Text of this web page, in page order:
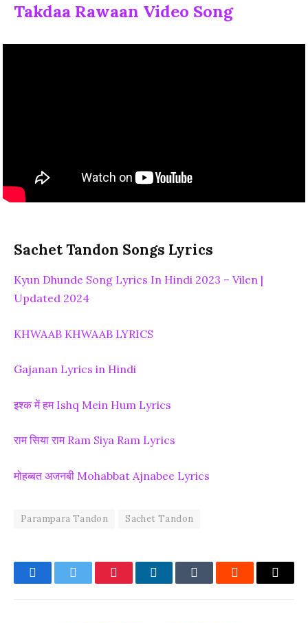
Takdaa Rawaan Video Song
Sachet Tandon Songs Lyrics
Kyun Dhunde Song Lyrics In Hindi 2023 – Vilen |
Updated 2024
KHWAAB KHWAAB LYRICS
Gajanan Lyrics in Hindi
इश्क में हम Ishq Mein Hum Lyrics
राम सिया राम Ram Siya Ram Lyrics
मोहब्बत अजनबी Mohabbat Ajnabee Lyrics
Parampara Tandon Sachet Tandon
FacebookTwitter PinterestLinkedInTumblr Reddit Email